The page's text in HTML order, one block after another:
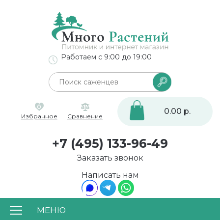
МЕНЮ
Написать нам
Работаем с 9:00 до 19:00
0
Избранное
Сравнение
0.00 р.
+7 (495) 133-96-49
Заказать звонок